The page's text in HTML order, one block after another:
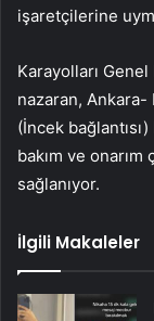
işaretçilerine
Karayolları
nazaran,
(İncek
bakım ve onarım
sağlanıyor.
İlgili Makaleler